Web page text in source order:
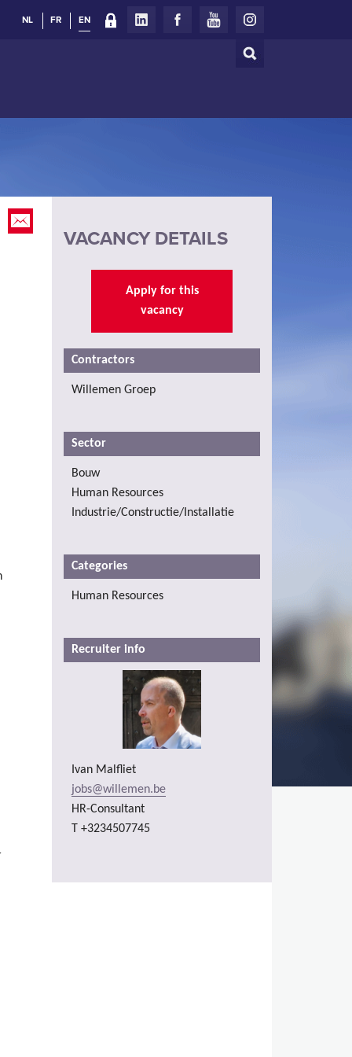
Search
NL FR EN
VACANCY DETAILS
Apply for this
vacancy
Contractors
Willemen Groep
Sector
Bouw
Human Resources
Industrie/Constructie/Installatie
Categories
Human Resources
Recruiter info
Ivan Malfliet
jobs@willemen.be
HR-Consultant
T +3234507745